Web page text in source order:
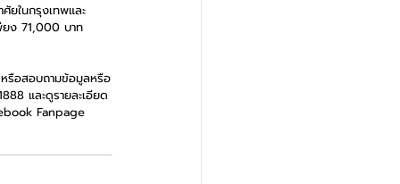
ยในกรุงเทพและ
ยง 71,000 บาท
รือสอบถามข้อมูลหรือ
และดูรายละเอียด
Fanpage